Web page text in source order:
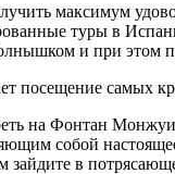
максимум
туры в
и при этом
посещение самых
на Фонтан
собой
зайдите в